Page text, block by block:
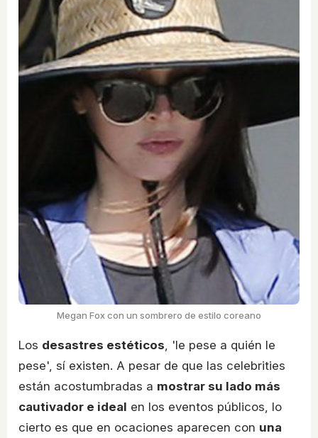
Megan Fox con un sombrero de estilo coreano
Los desastres estéticos , 'le pese a quién le
pese', sí existen. A pesar de que las celebrities
están acostumbradas a mostrar su lado más
cautivador e ideal en los eventos públicos, lo
cierto es que en ocaciones aparecen con una